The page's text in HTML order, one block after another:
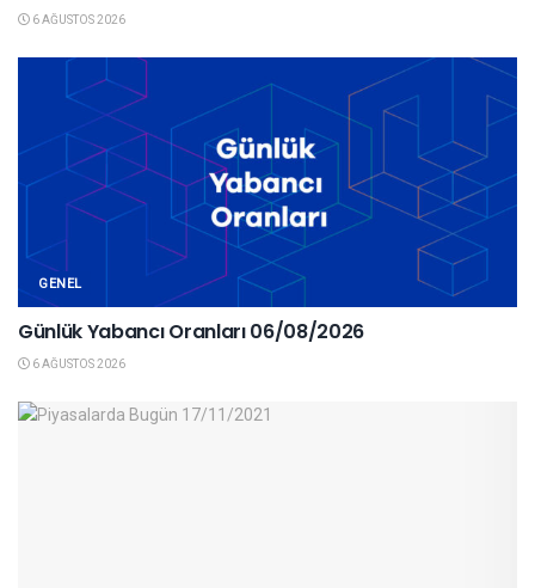
6 AĞUSTOS 2026
GENEL
Günlük Yabancı Oranları 06/08/2026
6 AĞUSTOS 2026